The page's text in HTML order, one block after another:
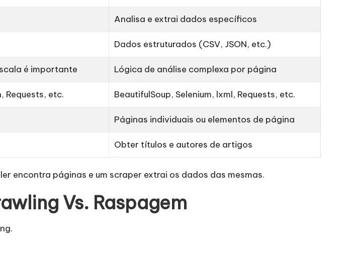
Analisa e extrai dados específicos
Dados estruturados (CSV, JSON, etc.)
é importante Lógica de análise complexa por página
Requests, etc. BeautifulSoup, Selenium, lxml, Requests, etc.
Páginas individuais ou elementos de página
Obter títulos e autores de artigos
encontra páginas e um scraper extrai os dados das mesmas.
Vs. Raspagem